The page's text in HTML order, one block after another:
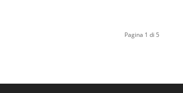
Pagina 1 di 5